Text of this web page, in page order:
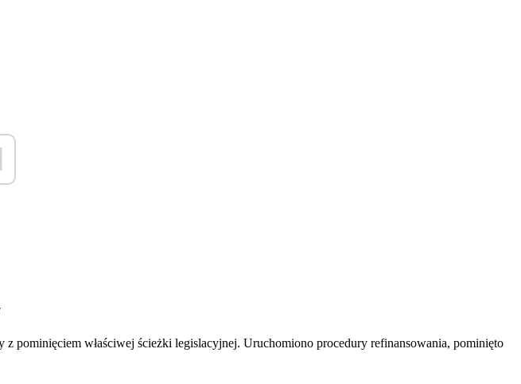
pominięciem właściwej ścieżki legislacyjnej. Uruchomiono procedury refinansowania, pominięto